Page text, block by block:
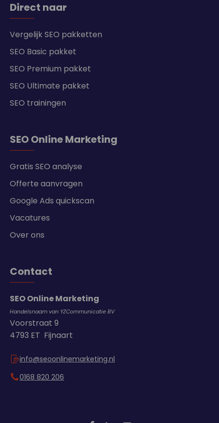
Direct naar
Vergelijk SEO pakketten
SEO Basic pakket
SEO Premium pakket
SEO Ultimate pakket
SEO trainingen
SEO Online Marketing
Gratis SEO analyse
Offerte aanvragen
Google Ads quickscan
Vacatures
Over ons
Contact
SEO Online Marketing
Handelsnaam van YZCommunicatie BV
Voorstraat 9
4793 ET Fijnaart
info@seoonlinemarketing.nl
0168 820 206